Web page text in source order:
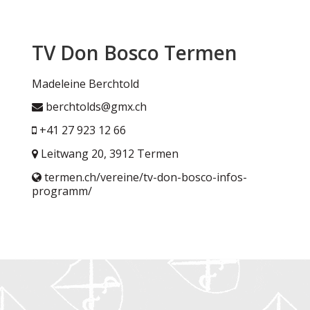
TV Don Bosco Termen
Madeleine Berchtold
Leitwang 20, 3912 Termen
berchtolds@gmx.ch
+41 27 923 12 66
termen.ch/vereine/tv-don-bosco-infos-
programm/